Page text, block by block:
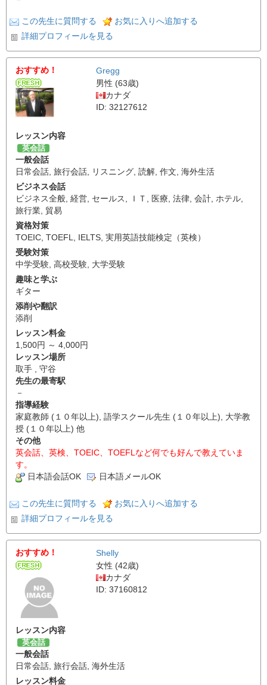
この先生に質問する
お気に入りへ追加する
詳細プロフィールを見る
おすすめ！
Gregg
男性 (63歳)
カナダ
ID: 32127612
レッスン内容
英会話
一般会話
日常会話, 旅行会話, リスニング, 読解, 作文, 海外生活
ビジネス会話
ビジネス全般, 経営, セールス, ＩＴ , 医療, 法律, 会計, ホテル,
旅行業, 貿易
資格対策
TOEIC, TOEFL, IELTS, 実用英語技能検定（英検）
受験対策
中学受験, 高校受験, 大学受験
趣味と学ぶ
ギター
添削や翻訳
添削
レッスン料金
1,500円 ～ 4,000円
レッスン場所
取手 , 守谷
先生の最寄駅
－
指導経験
家庭教師 (１０年以上), 語学スクール先生 (１０年以上), 大学教
授 (１０年以上) 他
その他
英会話、英検、TOEIC、TOEFLなど何でも好んで教えていま
す。
日本語会話OK
日本語メールOK
この先生に質問する
お気に入りへ追加する
詳細プロフィールを見る
おすすめ！
Shelly
女性 (42歳)
カナダ
ID: 37160812
レッスン内容
英会話
一般会話
日常会話, 旅行会話, 海外生活
レッスン料金